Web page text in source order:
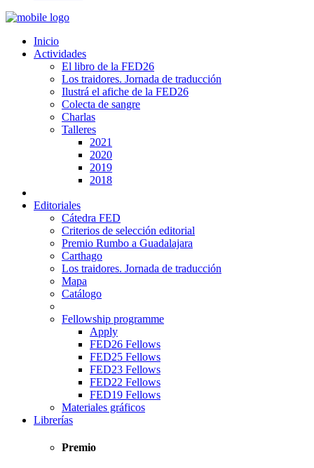
Inicio
Actividades
El libro de la FED26
Los traidores. Jornada de traducción
Ilustrá el afiche de la FED26
Colecta de sangre
Charlas
Talleres
2021
2020
2019
2018
Editoriales
Cátedra FED
Criterios de selección editorial
Premio Rumbo a Guadalajara
Carthago
Los traidores. Jornada de traducción
Mapa
Catálogo
Fellowship programme
Apply
FED26 Fellows
FED25 Fellows
FED23 Fellows
FED22 Fellows
FED19 Fellows
Materiales gráficos
Librerías
Premio